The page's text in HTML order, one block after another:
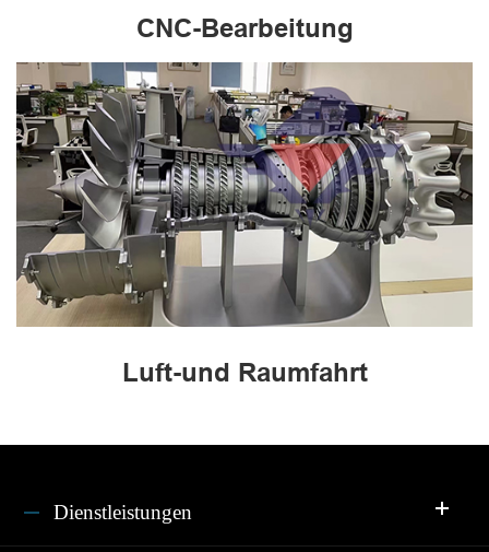
CNC-Bearbeitung
Luft-und Raumfahrt
Dienstleistungen